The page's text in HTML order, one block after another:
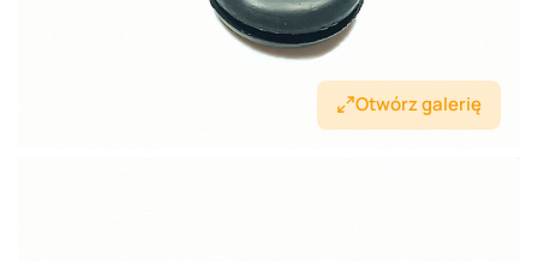
Otwórz galerię